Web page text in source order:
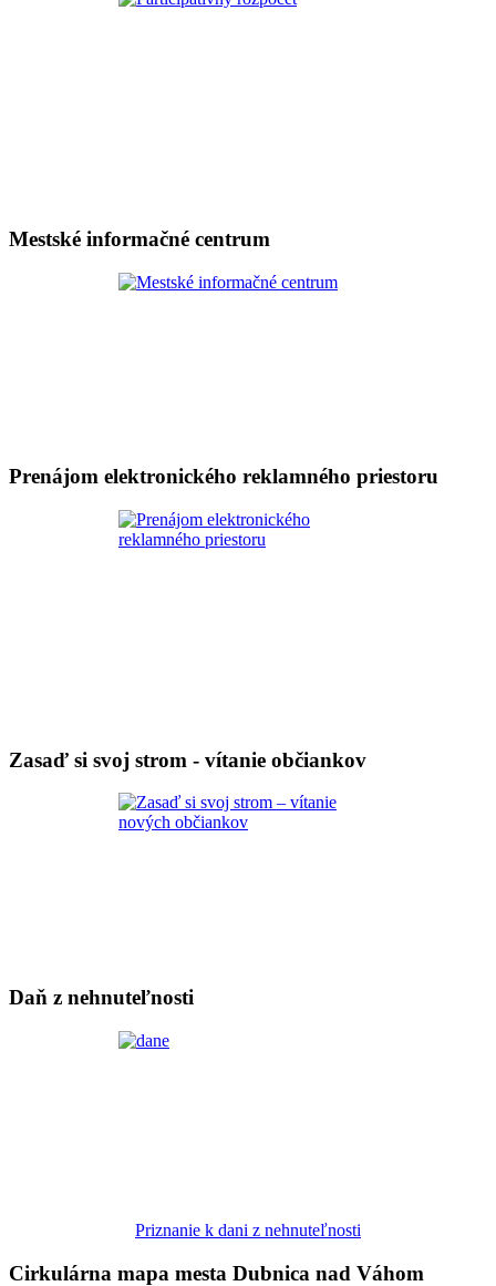
Mestské informačné centrum
Prenájom elektronického reklamného priestoru
Zasaď si svoj strom - vítanie občiankov
Daň z nehnuteľnosti
Priznanie k dani z nehnuteľnosti
Cirkulárna mapa mesta Dubnica nad Váhom